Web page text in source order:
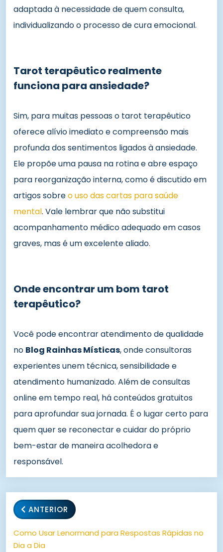
adaptada à necessidade de quem consulta,
individualizando o processo de cura emocional.
Tarot terapêutico realmente
funciona para ansiedade?
Sim, para muitas pessoas o tarot terapêutico
oferece alívio imediato e compreensão mais
profunda dos sentimentos ligados à ansiedade.
Ele propõe uma pausa na rotina e abre espaço
para reorganização interna, como é discutido em
artigos sobreo uso das cartas para saúde
mental. Vale lembrar que não substitui
acompanhamento médico adequado em casos
graves, mas é um excelente aliado.
Onde encontrar um bom tarot
terapêutico?
Você pode encontrar atendimento de qualidade
no Blog Rainhas Místicas, onde consultoras
experientes unem técnica, sensibilidade e
atendimento humanizado. Além de consultas
online em tempo real, há conteúdos gratuitos
para aprofundar sua jornada. É o lugar certo para
quem quer se reconectar e cuidar do próprio
bem-estar de maneira acolhedora e
responsável.
ANTERIOR
Como Usar Lenormand para Respostas Rápidas no
Dia a Dia